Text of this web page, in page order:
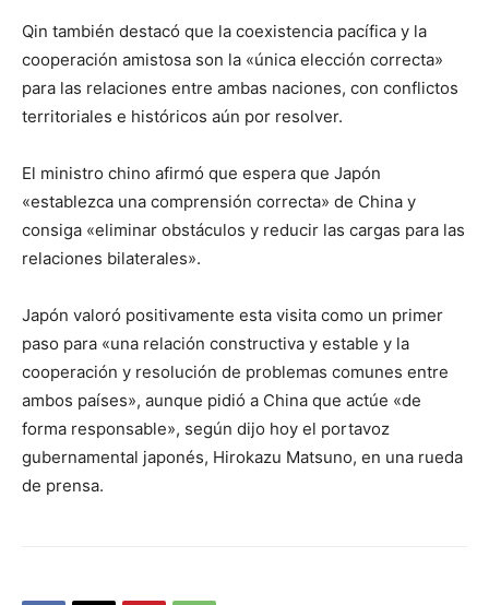
Qin también destacó que la coexistencia pacífica y la
cooperación amistosa son la «única elección correcta»
para las relaciones entre ambas naciones, con conflictos
territoriales e históricos aún por resolver.
El ministro chino afirmó que espera que Japón
«establezca una comprensión correcta» de China y
consiga «eliminar obstáculos y reducir las cargas para las
relaciones bilaterales».
Japón valoró positivamente esta visita como un primer
paso para «una relación constructiva y estable y la
cooperación y resolución de problemas comunes entre
ambos países», aunque pidió a China que actúe «de
forma responsable», según dijo hoy el portavoz
gubernamental japonés, Hirokazu Matsuno, en una rueda
de prensa.